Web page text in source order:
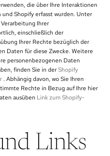
die über Ihre Interaktionen
Shopify erfasst wurden. Unter
Ihrer
einschließlich der
Ihrer Rechte bezüglich der
Daten für diese Zwecke. Weitere
personenbezogenen Daten
finden Sie in derShopify
. Abhängig davon, wo Sie Ihren
Rechte in Bezug auf Ihre hier
ausüben Link zum Shopify-
Links